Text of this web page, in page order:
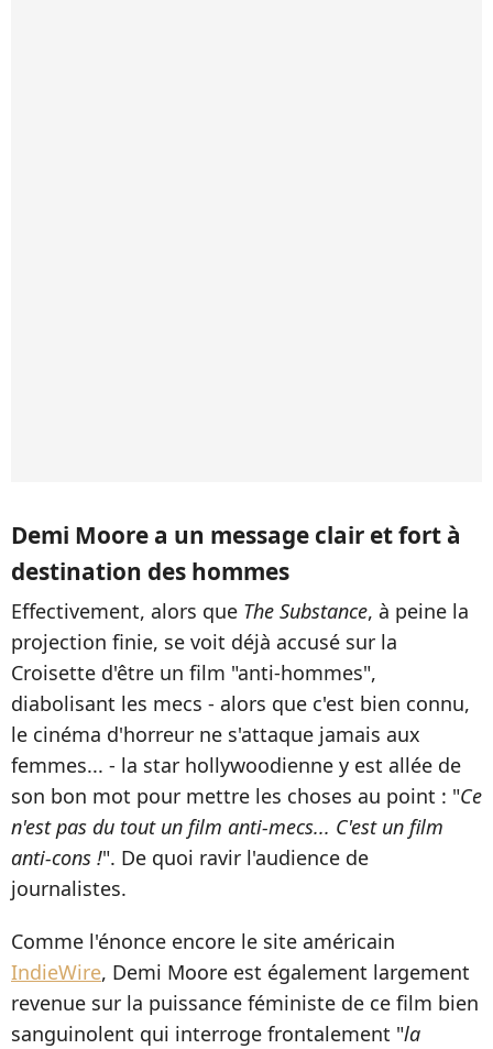
Demi Moore a un message clair et fort à
destination des hommes
Effectivement, alors que The Substance, à peine la
projection finie, se voit déjà accusé sur la
Croisette d'être un film "anti-hommes",
diabolisant les mecs - alors que c'est bien connu,
le cinéma d'horreur ne s'attaque jamais aux
femmes... - la star hollywoodienne y est allée de
son bon mot pour mettre les choses au point : "Ce
n'est pas du tout un film anti-mecs... C'est un film
anti-cons !". De quoi ravir l'audience de
journalistes.
Comme l'énonce encore le site américain
IndieWire, Demi Moore est également largement
revenue sur la puissance féministe de ce film bien
sanguinolent qui interroge frontalement "la